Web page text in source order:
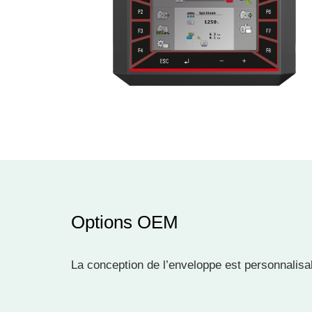
Options OEM
La conception de l’enveloppe est